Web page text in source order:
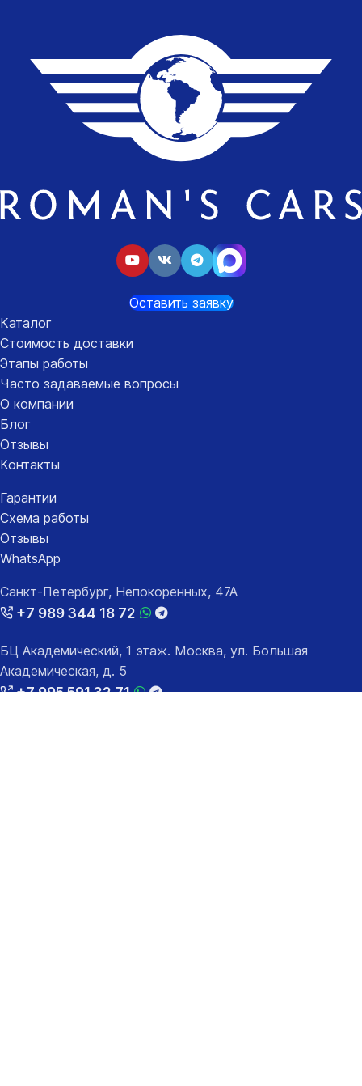
Оставить заявку
Каталог
Стоимость доставки
Этапы работы
Часто задаваемые вопросы
О компании
Блог
Отзывы
Контакты
Гарантии
Схема работы
Отзывы
WhatsApp
Санкт-Петербург, Непокоренных, 47А
+7 989 344 18 72
БЦ Академический, 1 этаж. Москва, ул. Большая
Академическая, д. 5
+7 995 591 32 71